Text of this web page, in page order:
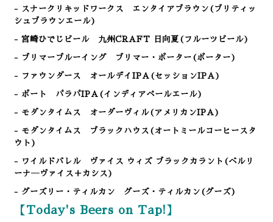
- スナークリキッドワークス エンタイアブラウン(ブリティッ
シュブラウンエール)
- 宮崎ひでじビール 九州CRAFT 日向夏(フルーツビール)
- ブリマーブルーイング ブリマー・ポーター(ポーター)
- ファウンダース オールデイIPA(セッションIPA)
- ポート パラパIPA(インディアペールエール)
- モダンタイムス オーダーヴィル(アメリカンIPA)
- モダンタイムス ブラックハウス(オートミールコーヒースタ
ウト)
- ワイルドバレル ヴァイス ウィズ ブラックカラント(ベルリ
ーナ―ヴァイス＋カシス)
- グーズリー・ティルカン グーズ・ティルカン (グーズ)
【Today's Beers on Tap!】